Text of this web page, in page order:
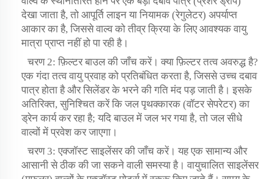
देखा जाता है, तो आपूर्ति लाइन या नियामक (रेगुलेटर) अपर्याप्त
आकार का है, जिससे वाल्व को तीव्र क्रिया के लिए आवश्यक वायु
मात्रा प्राप्त नहीं हो पा रही है।
चरण 2: फ़िल्टर बाउल की जाँच करें। क्या फ़िल्टर तत्व अवरुद्ध है?
एक गंदा तत्व वायु प्रवाह को प्रतिबंधित करता है, जिससे उच्च दबाव
पात्र होता है और सिलेंडर के भरने की गति मंद पड़ जाती है। इसके
अतिरिक्त, सुनिश्चित करें कि जल पृथक्कारक (वॉटर सेपरेटर) का
ड्रेन कार्य कर रहा है; यदि बाउल में जल भर गया है, तो जल सीधे
वाल्वों में प्रवेश कर जाएगा।
चरण 3: एक्जॉस्ट साइलेंसर की जाँच करें। यह एक सामान्य और
आसानी से ठीक की जा सकने वाली समस्या है। वायुचालित साइलेंसर